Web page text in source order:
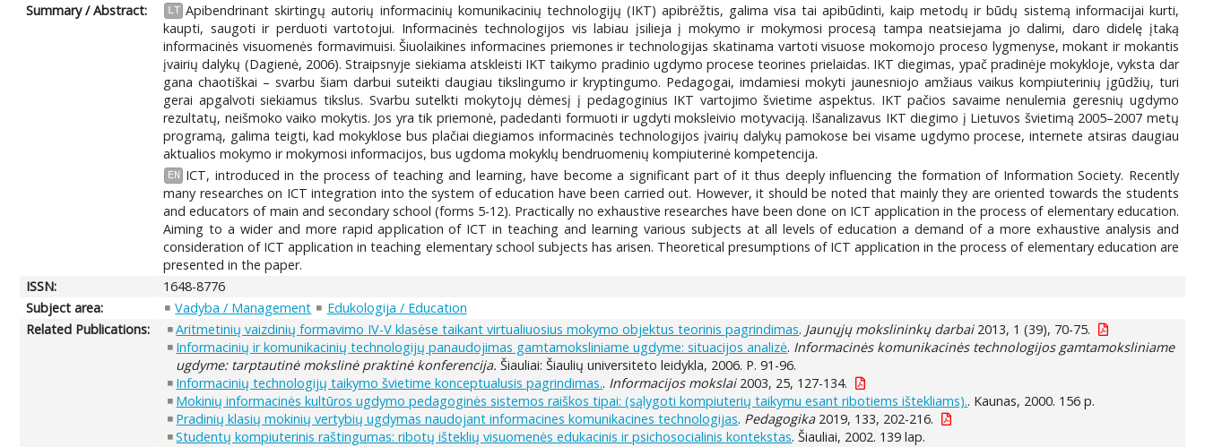
Summary / Abstract: LT Apibendrinant skirtingų autorių informacinių komunikacinių technologijų (IKТ) apibrėžtis, galima visa tai apibūdinti, kaip metodų ir būdų sistemą informacijai kurti,
kaupti, saugoti ir perduoti vartotojui. Informacinės technologijos vis labiau įsilieja į mokymo ir mokymosi procesą tampa neatsiejama jo dalimi, daro didelę įtaką
informacinės visuomenės formavimuisi. Šiuolaikines informacines priemones ir technologijas skatinama vartoti visuose mokomojo proceso lygmenyse, mokant ir mokantis
įvairių dalykų (Dagienė, 2006). Straipsnyje siekiama atskleisti IKT taikymo pradinio ugdymo procese teorines prielaidas. IKT diegimas, ypač pradinėje mokykloje, vyksta dar
gana chaotiškai – svarbu šiam darbui suteikti daugiau tikslingumo ir kryptingumo. Pedagogai, imdamiesi mokyti jaunesniojo amžiaus vaikus kompiuterinių įgūdžių, turi
gerai apgalvoti siekiamus tikslus. Svarbu sutelkti mokytojų dėmesį į pedagoginius IKT vartojimo švietime aspektus. IKT pačios savaime nenulemia geresnių ugdymo
rezultatų, neišmoko vaiko mokytis. Jos yra tik priemonė, padedanti formuoti ir ugdyti moksleivio motyvaciją. Išanalizavus IKT diegimo į Lietuvos švietimą 2005–2007 metų
programą, galima teigti, kad mokyklose bus plačiai diegiamos informacinės technologijos įvairių dalykų pamokose bei visame ugdymo procese, internete atsiras daugiau
aktualios mokymo ir mokymosi informacijos, bus ugdoma mokyklų bendruomenių kompiuterinė kompetencija.
EN
ICT, introduced in the process of teaching and learning, have become a significant part of it thus deeply influencing the formation of Information Society. Recently
many researches on ICT integration into the system of education have been carried out. However, it should be noted that mainly they are oriented towards the students
and educators of main and secondary school (forms 5-12). Practically no exhaustive researches have been done on ICT application in the process of elementary education.
Aiming to a wider and more rapid application of ICT in teaching and learning various subjects at all levels of education a demand of a more exhaustive analysis and
consideration of ICT application in teaching elementary school subjects has arisen. Theoretical presumptions of ICT application in the process of elementary education are
presented in the paper.
ISSN:
1648-8776
Subject area:
Vadyba / Management
Edukologija / Education
Related Publications:
Aritmetinių vaizdinių formavimo IV-V klasėse taikant virtualiuosius mokymo objektus teorinis pagrindimas. Jaunųjų mokslininkų darbai2013, 1 (39), 70-75.
Informacinių ir komunikacinių technologijų panaudojimas gamtamoksliniame ugdyme: situacijos analizė. Informacinės komunikacinės technologijos gamtamoksliniame
ugdyme: tarptautinė mokslinė praktinė konferencija. Šiauliai: Šiaulių universiteto leidykla, 2006. P. 91-96.
Informacinių technologijų taikymo švietime konceptualusis pagrindimas.. Informacijos mokslai2003, 25, 127-134.
Mokinių informacinės kultūros ugdymo pedagoginės sistemos raiškos tipai: (sąlygoti kompiuterių taikymu esant ribotiems ištekliams).. Kaunas, 2000. 156 p.
Pradinių klasių mokinių vertybių ugdymas naudojant informacines komunikacines technologijas. Pedagogika2019, 133, 202-216.
Studentų kompiuterinis raštingumas: ribotų išteklių visuomenės edukacinis ir psichosocialinis kontekstas. Šiauliai, 2002. 139 lap.